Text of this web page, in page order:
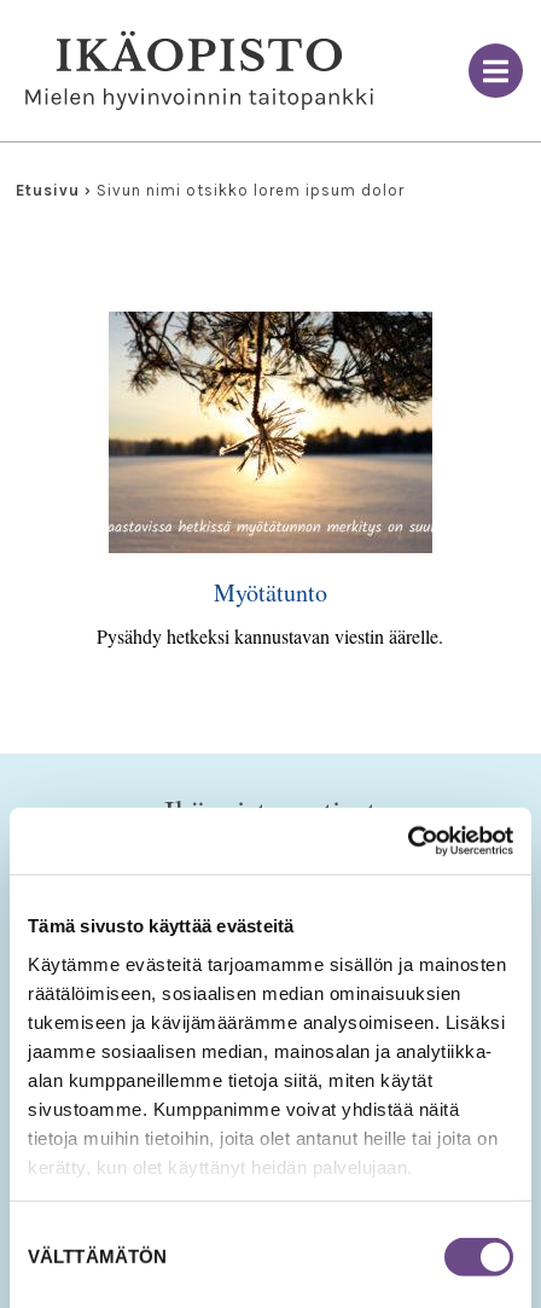
Tämä sivusto käyttää evästeitä
Käytämme evästeitä tarjoamamme sisällön ja mainosten
räätälöimiseen, sosiaalisen median ominaisuuksien
tukemiseen ja kävijämäärämme analysoimiseen. Lisäksi
jaamme sosiaalisen median, mainosalan ja analytiikka-
alan kumppaneillemme tietoja siitä, miten käytät
sivustoamme. Kumppanimme voivat yhdistää näitä
tietoja muihin tietoihin, joita olet antanut heille tai joita on
kerätty, kun olet käyttänyt heidän palvelujaan.
valinta
VÄLTTÄMÄTÖN
Etusivu › Sivun nimi otsikko lorem ipsum dolor
Myötätunto
Pysähdy hetkeksi kannustavan viestin äärelle.
Ikäopisto-uutiset
Tilaamalla sähköisen uutiskirjeen saat tietoa sivuston
hyvinvoinnin teemoista.
Tilaa Ikäopisto -uutiset
SÄHKÖPOSTIOSOITE*
Hyväksyn tietojeni tallentamisen ja käsittelyn
uutisten lähettämistä varten.
KK